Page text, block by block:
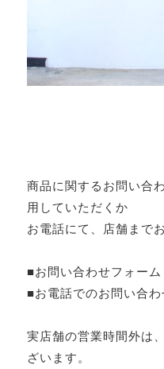
商品に関するお問い合
用していただくか
お電話にて、店舗まで
■お問い合わせフォー
■お電話でのお問い合わ
実店舗の営業時間外は
ざいます。